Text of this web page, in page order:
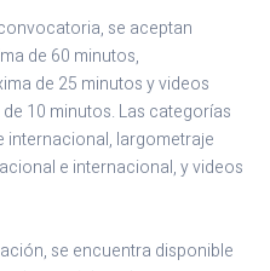
se aceptan
de 60 minutos,
de 25 minutos y videos
10 minutos. Las categorías
internacional, largometraje
e internacional, y videos
se encuentra disponible